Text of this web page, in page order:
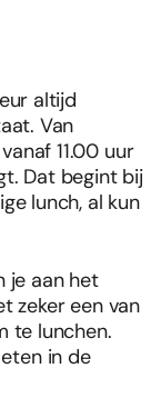
altijd
Van
11.00 uur
Dat begint bij
lunch, al kun
je aan het
zeker een van
te lunchen.
in de